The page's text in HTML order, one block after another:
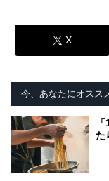
X
今、あなたにオスス
た